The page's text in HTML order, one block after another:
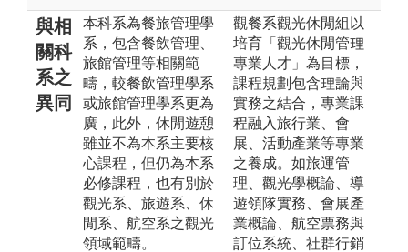
與相
關科
系之
異同
本科系為餐旅管理學
系，包含餐飲管理、
旅館管理等相關範
疇，較餐飲管理學系
或旅館管理學系更為
廣，此外，休閒遊憩
雖並不為本系主要核
心課程，但仍為本系
必修課程，也有別於
觀光系、旅遊系、休
閒系、航空系之觀光
領域範疇。
觀餐系觀光休閒組以
培育「觀光休閒管理
專業人才」為目標，
課程規劃包含理論與
實務之結合，專業課
程融入旅行業、會
展、活動產業等專業
之養成。如旅運管
理、觀光學概論、導
遊領隊實務、會展產
業概論、航空票務與
訂位系統、社群行銷